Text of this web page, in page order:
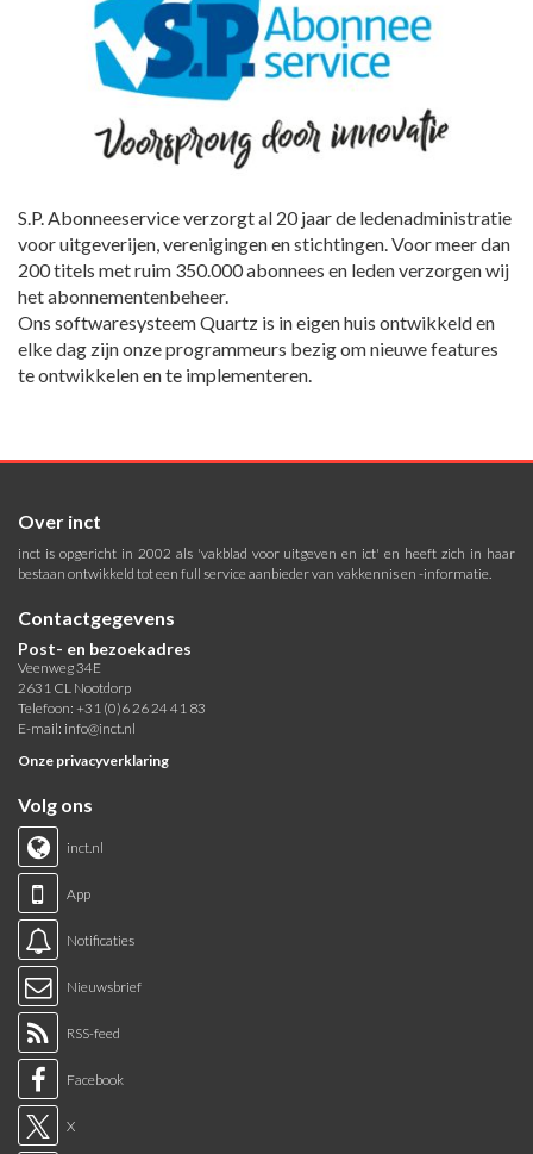
S.P. Abonneeservice verzorgt al 20 jaar de ledenadministratie
voor uitgeverijen, verenigingen en stichtingen. Voor meer dan
200 titels met ruim 350.000 abonnees en leden verzorgen wij
het abonnementenbeheer.
Ons softwaresysteem Quartz is in eigen huis ontwikkeld en
elke dag zijn onze programmeurs bezig om nieuwe features
te ontwikkelen en te implementeren.
Over inct
inct is opgericht in 2002 als 'vakblad voor uitgeven en ict' en heeft zich in haar
bestaan ontwikkeld tot een full service aanbieder van vakkennis en -informatie.
Contactgegevens
Post- en bezoekadres
Veenweg 34E
2631 CL Nootdorp
Telefoon: +31 (0)6 26 24 41 83
E-mail: info@inct.nl
Onze privacyverklaring
Volg ons
inct.nl
App
Notificaties
Nieuwsbrief
RSS-feed
Facebook
X